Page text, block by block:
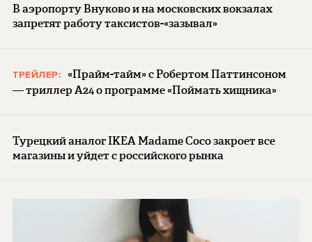
В аэропорту Внуково и на московских вокзалах
запретят работу таксистов-«зазывал»
ТРЕЙЛЕР:
«Прайм-тайм» с Робертом Паттинсоном
— триллер A24 о программе «Поймать хищника»
Турецкий аналог IKEA Madame Coco закроет все
магазины и уйдет с российского рынка